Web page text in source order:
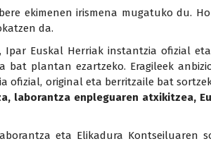
ekimenen irismena mugatuko du.
da.
Euskal Herriak instantzia ofizial
plantan ezartzeko. Eragileek
ofizial, original eta berritzaile bat
laborantza enpleguaren atxikitzea,
eta Elikadura Kontseiluaren